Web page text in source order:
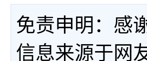
免责申明：感
信息来源于网